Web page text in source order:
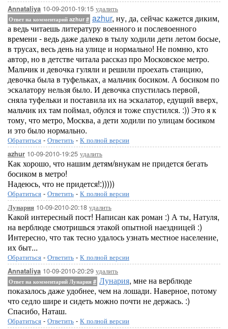
Annataliya 10-09-2010-19:15 удалить
Ответ на комментарий azhur # azhur, ну, да, сейчас кажется диким,
а ведь читаешь литературу военного и послевоенного
времени - ведь даже далеко в тылу ходили дети летом босые,
в трусах, весь день на улице и нормально! Не помню, кто
автор, но в детстве читала рассказ про Московское метро.
Мальчик и девочка гуляли и решили проехать станцию,
девочка была в туфельках, а мальчик босиком. А босиком по
эскалатору нельзя было. И девочка спустилась первой,
сняла туфельки и поставила их на эскалатор, едущий вверх,
мальчик их там поймал, обулся и тоже спустился. :)) Это я к
тому, что метро, Москва, а дети ходили по улицам босиком
и это было нормально.
Обратиться - Ответить - К полной версии
azhur 10-09-2010-19:25 удалить
Как хорошо, что нашим детям/внукам не придется бегать
босиком в метро!
Надеюсь, что не придется!:)))))
Обратиться - Ответить - К полной версии
Лунария 10-09-2010-20:18 удалить
Какой интересный пост! Написан как роман :) А ты, Натуля,
на верблюде смотришься этакой опытной наездницей :)
Интересно, что так тесно удалось узнать местное население,
их быт...
Обратиться - Ответить - К полной версии
Annataliya 10-09-2010-20:29 удалить
Ответ на комментарий Лунария # Лунария, мне на верблюде
показалось даже удобнее, чем на лошади. Наверное, потому
что седло шире и сидеть можно почти не держась. :)
Спасибо, Наташ.
Обратиться - Ответить - К полной версии